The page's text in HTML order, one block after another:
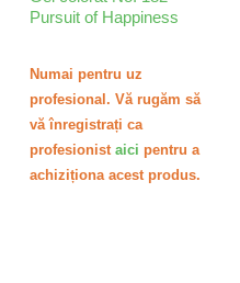
Pursuit of Happiness
Numai pentru uz
profesional. Vă rugăm să
vă înregistrați ca
profesionist aici pentru a
achiziționa acest produs.